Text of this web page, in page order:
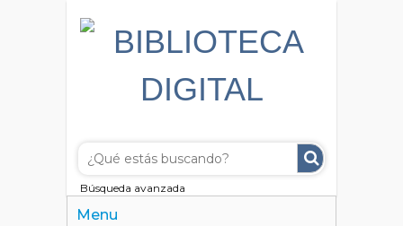
Búsqueda avanzada
Menu